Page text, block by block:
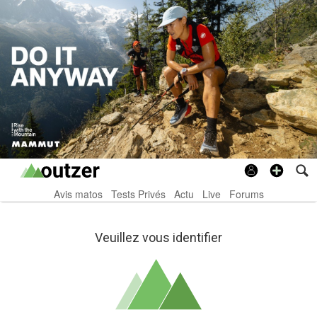
Avis matos Tests Privés Actu Live Forums
Veuillez vous identifier